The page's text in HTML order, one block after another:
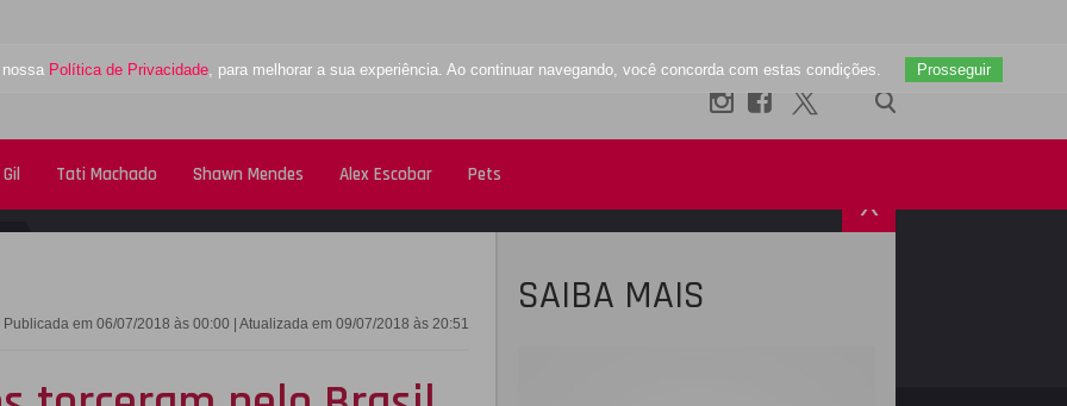
Política de Privacidade, para melhorar a sua experiência. Ao continuar navegando, você concorda com estas condições. Prosseguir
Tati Machado Shawn Mendes Alex Escobar Pets
X
Publicada em 06/07/2018 às 00:00 | Atualizada em 09/07/2018 às 20:51
SAIBA MAIS
TWITTER INSTAGRAM